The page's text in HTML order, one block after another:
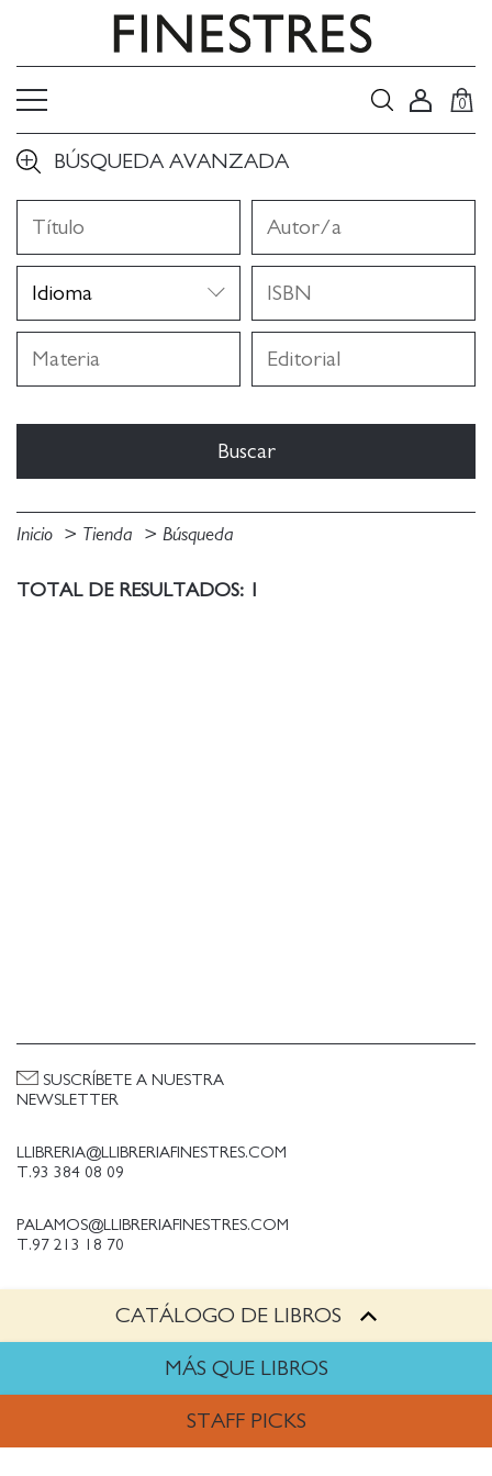
0
BÚSQUEDA AVANZADA
Inicio Tienda Búsqueda
TOTAL DE RESULTADOS: 1
CATÁLOGO DE LIBROS
MÁS QUE LIBROS
STAFF PICKS
LLIBRERIA@LLIBRERIAFINESTRES.COM
T.93 384 08 09
PALAMOS@LLIBRERIAFINESTRES.COM
T.97 213 18 70
PALESTINA@LLIBRERIAFINESTRES.COM
TRABAJA CON NOSOTROS
SUSCRÍBETE A NUESTRA
NEWSLETTER